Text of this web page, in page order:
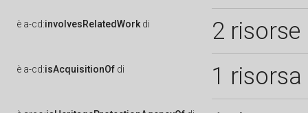
è a-cd:involvesRelatedWork di 2 risorse
è a-cd:isAcquisitionOf di 1 risorsa